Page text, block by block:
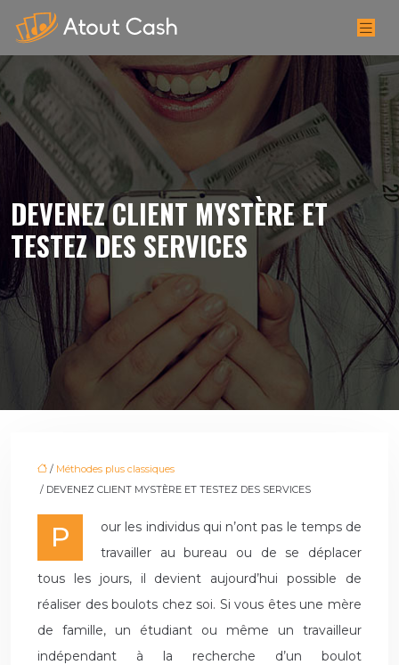
DEVENEZ CLIENT MYSTÈRE ET
TESTEZ DES SERVICES
/ Méthodes plus classiques
/ DEVENEZ CLIENT MYSTÈRE ET TESTEZ DES SERVICES
Pour les individus qui n’ont pas le temps de
travailler au bureau ou de se déplacer
tous les jours, il devient aujourd’hui possible de
réaliser des boulots chez soi. Si vous êtes une mère
de famille, un étudiant ou même un travailleur
indépendant à la recherche d’un boulot